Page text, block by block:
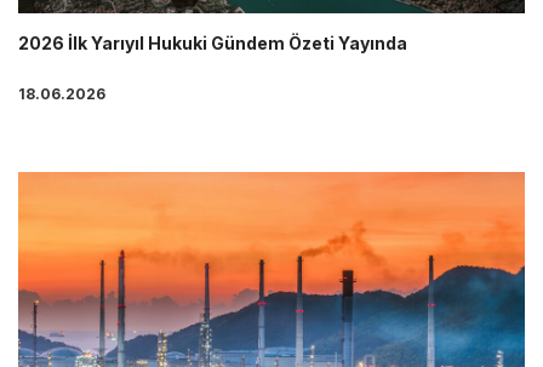
2026 İlk Yarıyıl Hukuki Gündem Özeti Yayında
18.06.2026